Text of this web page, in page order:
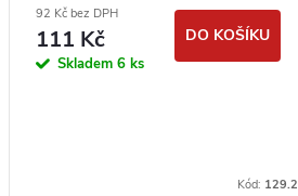
92 Kč bez DPH
111 Kč
Skladem6 ks
DO KOŠÍKU
Kód: 129.2